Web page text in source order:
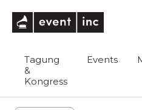
Tagung
&
Kongress
Events